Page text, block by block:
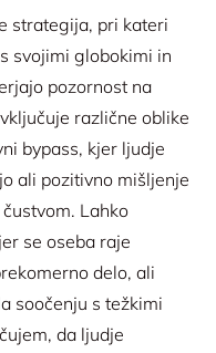
strategija, pri kateri
svojimi globokimi in
pozornost na
različne oblike
bypass, kjer ljudje
ali pozitivno mišljenje
Lahko
se oseba raje
delo, ali
soočenju s težkimi
da ljudje